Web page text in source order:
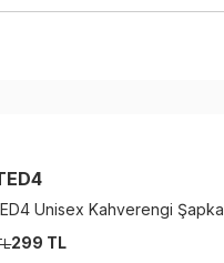
Unisex Kahverengi Şapka
299 TL